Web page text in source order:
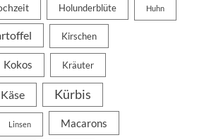
Holunderblüte Huhn
Kirschen
Kokos Kräuter
Käse Kürbis
Linsen Macarons